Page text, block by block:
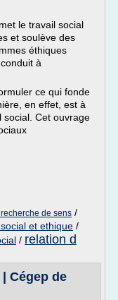
le travail social
et soulève des
éthiques
à
ce qui fonde
en effet, est à
social. Cet ouvrage
de sens /
et ethique /
/ relation d
Cégep de